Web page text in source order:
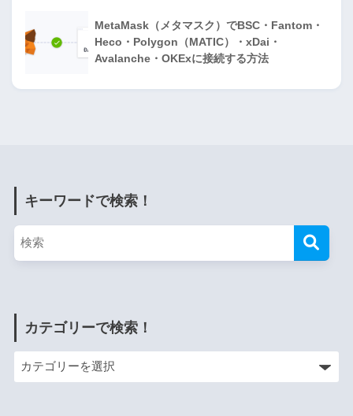
MetaMask（メタマスク）でBSC・Fantom・
Heco・Polygon（MATIC）・xDai・
Avalanche・OKExに接続する方法
キーワードで検索！
カテゴリーで検索！